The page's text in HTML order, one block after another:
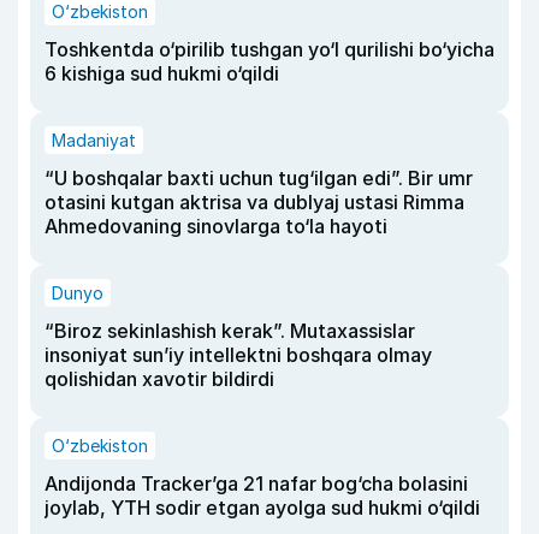
O‘zbekiston
Toshkentda o‘pirilib tushgan yo‘l qurilishi bo‘yicha
6 kishiga sud hukmi o‘qildi
Madaniyat
“U boshqalar baxti uchun tug‘ilgan edi”. Bir umr
otasini kutgan aktrisa va dublyaj ustasi Rimma
Ahmedovaning sinovlarga to‘la hayoti
Dunyo
“Biroz sekinlashish kerak”. Mutaxassislar
insoniyat sun’iy intellektni boshqara olmay
qolishidan xavotir bildirdi
O‘zbekiston
Andijonda Tracker’ga 21 nafar bog‘cha bolasini
joylab, YTH sodir etgan ayolga sud hukmi o‘qildi